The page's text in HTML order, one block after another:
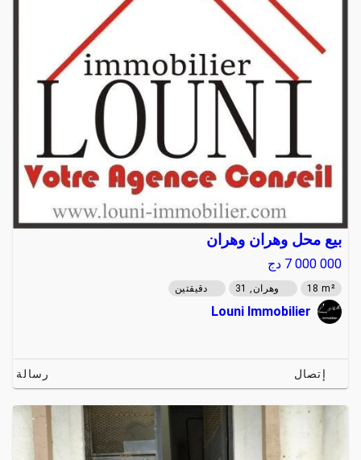
بيع محل وهران وهران
7 000 000 دج
18 m² وهران, 31 دقيقتين
Louni Immobilier
إتصال رسالة